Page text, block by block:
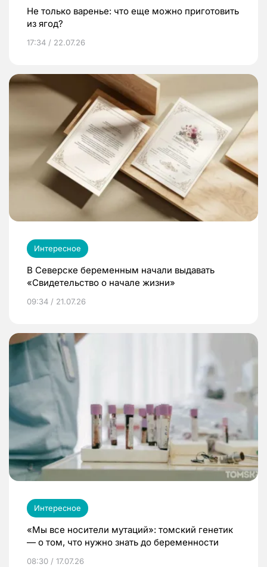
Не только варенье: что еще можно приготовить
из ягод?
17:34 / 22.07.26
Интересное
В Северске беременным начали выдавать
«Свидетельство о начале жизни»
09:34 / 21.07.26
Интересное
«Мы все носители мутаций»: томский генетик
— о том, что нужно знать до беременности
08:30 / 17.07.26